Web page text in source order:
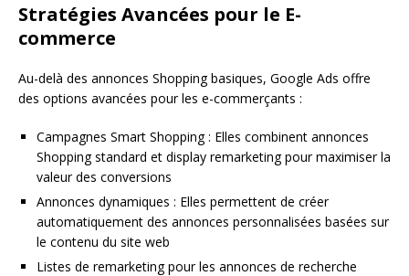
Stratégies Avancées pour le E-
commerce
Au-delà des annonces Shopping basiques, Google Ads offre
des options avancées pour les e-commerçants :
Campagnes Smart Shopping : Elles combinent annonces
Shopping standard et display remarketing pour maximiser la
valeur des conversions
Annonces dynamiques : Elles permettent de créer
automatiquement des annonces personnalisées basées sur
le contenu du site web
Listes de remarketing pour les annonces de recherche